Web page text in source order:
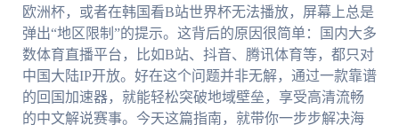
欧洲杯，或者在韩国看B站世界杯无法播放，屏幕上总是
弹出“地区限制”的提示。这背后的原因很简单：国内大多
数体育直播平台，比如B站、抖音、腾讯体育等，都只对
中国大陆IP开放。好在这个问题并非无解，通过一款靠谱
的回国加速器，就能轻松突破地域壁垒，享受高清流畅
的中文解说赛事。今天这篇指南，就带你一步步解决海